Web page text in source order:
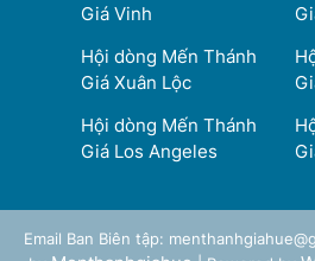
Giá Vinh
Hội dòng Mến Thánh
Giá Xuân Lộc
Hội dòng Mến Thánh
Giá Los Angeles
Email Ban Biên tập: